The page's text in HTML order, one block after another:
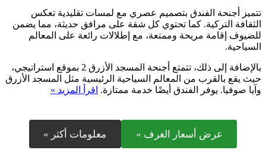
تتميز أجنحة الفندق بتصميم عصري مع لمسات تقليدية تعكس
الثقافة التركية. كما تحتوي كل شقة على مرافق حديثة، مما يضمن
للضيوف إقامة مريحة وممتعة، مع إطلالات رائعة على المعالم
السياحية.
بالإضافة إلى ذلك، تتمتع أجنحة المسجد الأزرق 2 بموقع استراتيجي،
حيث يقع بالقرب من المعالم السياحية الرئيسية مثل المسجد الأزرق
وآيا صوفيا. يوفر الفندق أيضًا خدمة ممتازة. اقرأ المزيد »
عرض أسعار الغرف » معلومات أكثر »